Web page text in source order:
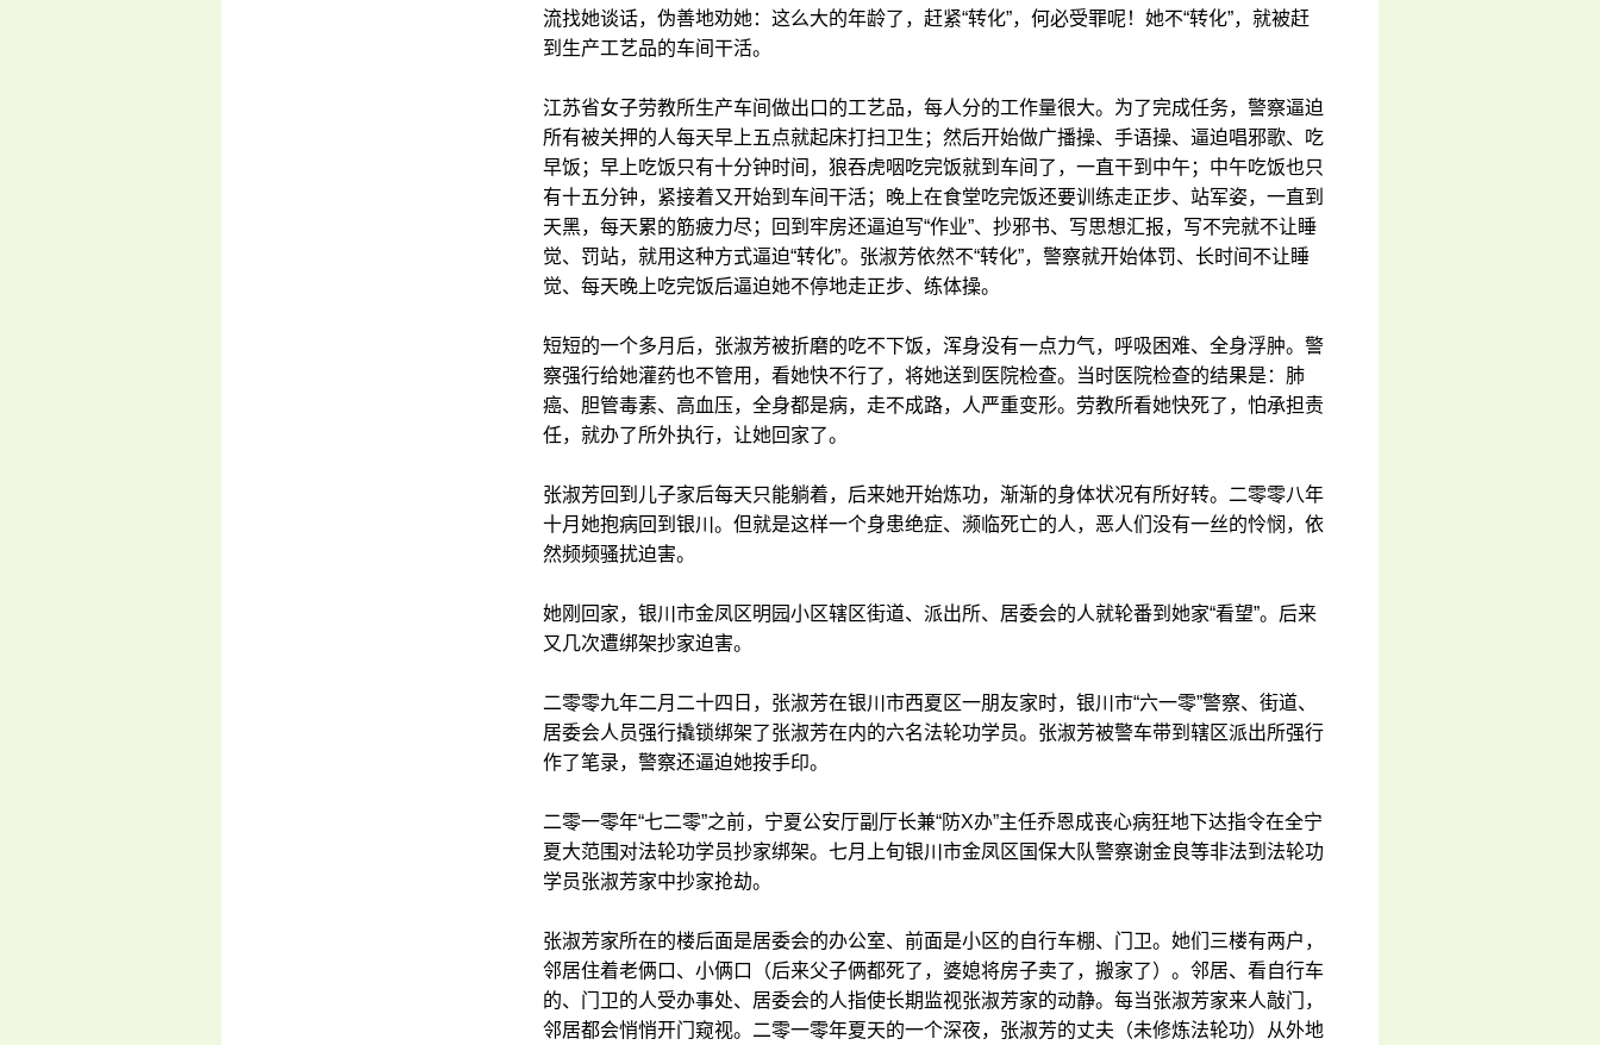
流找她谈话，伪善地劝她：这么大的年龄了，赶紧“转化”，何必受罪呢！她不“转化”，就被赶
到生产工艺品的车间干活。
江苏省女子劳教所生产车间做出口的工艺品，每人分的工作量很大。为了完成任务，警察逼迫
所有被关押的人每天早上五点就起床打扫卫生；然后开始做广播操、手语操、逼迫唱邪歌、吃
早饭；早上吃饭只有十分钟时间，狼吞虎咽吃完饭就到车间了，一直干到中午；中午吃饭也只
有十五分钟，紧接着又开始到车间干活；晚上在食堂吃完饭还要训练走正步、站军姿，一直到
天黑，每天累的筋疲力尽；回到牢房还逼迫写“作业”、抄邪书、写思想汇报，写不完就不让睡
觉、罚站，就用这种方式逼迫“转化”。张淑芳依然不“转化”，警察就开始体罚、长时间不让睡
觉、每天晚上吃完饭后逼迫她不停地走正步、练体操。
短短的一个多月后，张淑芳被折磨的吃不下饭，浑身没有一点力气，呼吸困难、全身浮肿。警
察强行给她灌药也不管用，看她快不行了，将她送到医院检查。当时医院检查的结果是：肺
癌、胆管毒素、高血压，全身都是病，走不成路，人严重变形。劳教所看她快死了，怕承担责
任，就办了所外执行，让她回家了。
张淑芳回到儿子家后每天只能躺着，后来她开始炼功，渐渐的身体状况有所好转。二零零八年
十月她抱病回到银川。但就是这样一个身患绝症、濒临死亡的人，恶人们没有一丝的怜悯，依
然频频骚扰迫害。
她刚回家，银川市金凤区明园小区辖区街道、派出所、居委会的人就轮番到她家“看望”。后来
又几次遭绑架抄家迫害。
二零零九年二月二十四日，张淑芳在银川市西夏区一朋友家时，银川市“六一零”警察、街道、
居委会人员强行撬锁绑架了张淑芳在内的六名法轮功学员。张淑芳被警车带到辖区派出所强行
作了笔录，警察还逼迫她按手印。
二零一零年“七二零”之前，宁夏公安厅副厅长兼“防X办”主任乔恩成丧心病狂地下达指令在全宁
夏大范围对法轮功学员抄家绑架。七月上旬银川市金凤区国保大队警察谢金良等非法到法轮功
学员张淑芳家中抄家抢劫。
张淑芳家所在的楼后面是居委会的办公室、前面是小区的自行车棚、门卫。她们三楼有两户，
邻居住着老俩口、小俩口（后来父子俩都死了，婆媳将房子卖了，搬家了）。邻居、看自行车
的、门卫的人受办事处、居委会的人指使长期监视张淑芳家的动静。每当张淑芳家来人敲门，
邻居都会悄悄开门窥视。二零一零年夏天的一个深夜，张淑芳的丈夫（未修炼法轮功）从外地